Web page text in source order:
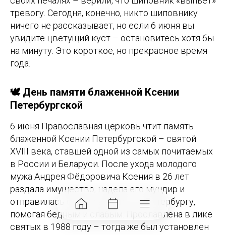
тревогу. Сегодня, конечно, никто шиповнику
ничего не рассказывает, но если 6 июня вы
увидите цветущий куст – остановитесь хотя бы
на минуту. Это короткое, но прекрасное время
года.
🕊️ День памяти блаженной Ксении
Петербургской
6 июня Православная церковь чтит память
блаженной Ксении Петербургской – святой
XVIII века, ставшей одной из самых почитаемых
в России и Беларуси. После ухода молодого
мужа Андрея Фёдоровича Ксения в 26 лет
раздала имущество, надела его мундир и
отправилась странствовать по Петербургу,
помогая бедным и слабым. Прославлена в лике
святых в 1988 году – тогда же был установлен